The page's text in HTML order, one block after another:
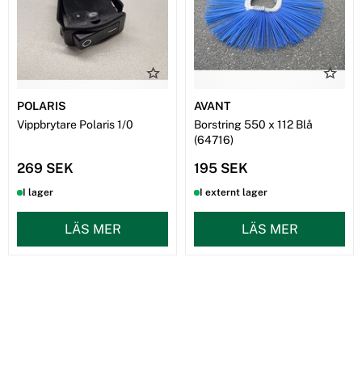
POLARIS
Vippbrytare Polaris 1/0
269 SEK
I lager
LÄS MER
AVANT
Borstring 550 x 112 Blå
(64716)
195 SEK
I externt lager
LÄS MER